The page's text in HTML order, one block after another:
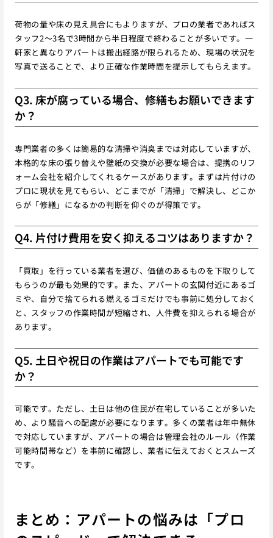
荷物の量や床の見え具合にもよりますが、プロの業者であればス
タッフ2〜3名で3時間から半日程度で終わることが多いです。一
軒家と異なりアパートは搬出経路が限られるため、現場の状況を
写真で送ることで、より正確な作業時間を提示してもらえます。
Q3. 床が腐っている場合、修繕もお願いできます
か？
専門業者の多くは簡易的な清掃や消臭までは対応していますが、
本格的な床の張り替えや壁紙の交換が必要な場合は、提携のリフ
ォーム会社を紹介してくれるケースがあります。まずは片付けの
プロに現状を見てもらい、どこまでが「清掃」で解決し、どこか
らが「修繕」になるかの判断を仰ぐのが得策です。
Q4. 片付け費用を安く抑えるコツはありますか？
「買取」を行っている業者を選び、価値のあるものを下取りして
もらうのが最も効果的です。また、アパートの玄関付近にあるゴ
ミや、自分で捨てられる燃えるゴミだけでも事前に処分しておく
と、スタッフの作業時間が短縮され、人件費を抑えられる場合が
あります。
Q5. 土日や祝日の作業はアパートでも可能です
か？
可能です。ただし、土日は他の住民が在宅していることが多いた
め、より騒音への配慮が必要になります。多くの業者は年中無休
で対応していますが、アパートの場合は管理会社のルール（作業
可能時間帯など）を事前に確認し、業者に伝えておくとスムーズ
です。
まとめ：アパートの悩みは「プロ